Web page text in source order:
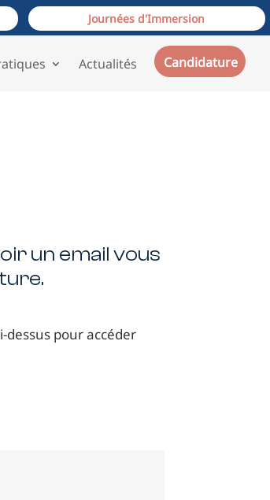
Journées d'Immersion
Actualités Candidature
un email vous
dessus pour accéder